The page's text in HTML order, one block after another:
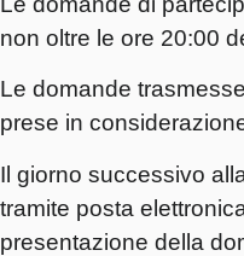
non oltre le ore 20:00
Le domande
prese in
Il giorno successivo
tramite posta
presentazione della